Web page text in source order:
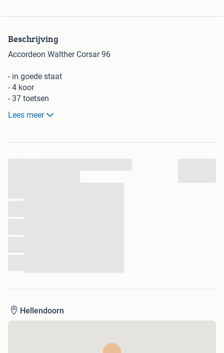
Beschrijving
Accordeon Walther Corsar 96
- in goede staat
- 4 koor
- 37 toetsen
- 11 hoge registers
- 5 basregisters
Lees meer
Hellendoorn